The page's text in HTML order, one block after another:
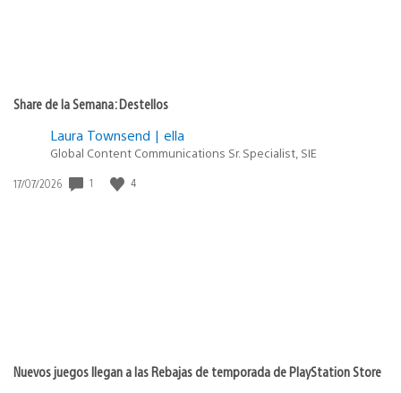
Share de la Semana: Destellos
Laura Townsend | ella
Global Content Communications Sr. Specialist, SIE
Fecha
17/07/2026 1 4
Nuevos juegos llegan a las Rebajas de temporada de PlayStation Store